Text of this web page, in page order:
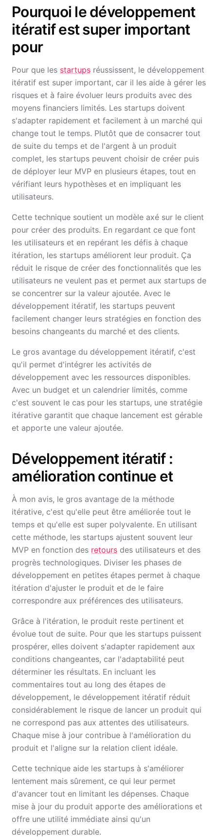
Pourquoi le développement
itératif est super important
pour
Pour que les startups réussissent, le développement
itératif est super important, car il les aide à gérer les
risques et à faire évoluer leurs produits avec des
moyens financiers limités. Les startups doivent
s'adapter rapidement et facilement à un marché qui
change tout le temps. Plutôt que de consacrer tout
de suite du temps et de l'argent à un produit
complet, les startups peuvent choisir de créer puis
de déployer leur MVP en plusieurs étapes, tout en
vérifiant leurs hypothèses et en impliquant les
utilisateurs.
Cette technique soutient un modèle axé sur le client
pour créer des produits. En regardant ce que font
les utilisateurs et en repérant les défis à chaque
itération, les startups améliorent leur produit. Ça
réduit le risque de créer des fonctionnalités que les
utilisateurs ne veulent pas et permet aux startups de
se concentrer sur la valeur ajoutée. Avec le
développement itératif, les startups peuvent
facilement changer leurs stratégies en fonction des
besoins changeants du marché et des clients.
Le gros avantage du développement itératif, c'est
qu'il permet d'intégrer les activités de
développement avec les ressources disponibles.
Avec un budget et un calendrier limités, comme
c'est souvent le cas pour les startups, une stratégie
itérative garantit que chaque lancement est gérable
et apporte une valeur ajoutée.
Développement itératif :
amélioration continue et
À mon avis, le gros avantage de la méthode
itérative, c'est qu'elle peut être améliorée tout le
temps et qu'elle est super polyvalente. En utilisant
cette méthode, les startups ajustent souvent leur
MVP en fonction des retours des utilisateurs et des
progrès technologiques. Diviser les phases de
développement en petites étapes permet à chaque
itération d'ajuster le produit et de le faire
correspondre aux préférences des utilisateurs.
Grâce à l'itération, le produit reste pertinent et
évolue tout de suite. Pour que les startups puissent
prospérer, elles doivent s'adapter rapidement aux
conditions changeantes, car l'adaptabilité peut
déterminer les résultats. En incluant les
commentaires tout au long des étapes de
développement, le développement itératif réduit
considérablement le risque de lancer un produit qui
ne correspond pas aux attentes des utilisateurs.
Chaque mise à jour contribue à l'amélioration du
produit et l'aligne sur la relation client idéale.
Cette technique aide les startups à s'améliorer
lentement mais sûrement, ce qui leur permet
d'avancer tout en limitant les dépenses. Chaque
mise à jour du produit apporte des améliorations et
offre une utilité immédiate ainsi qu'un
développement durable.